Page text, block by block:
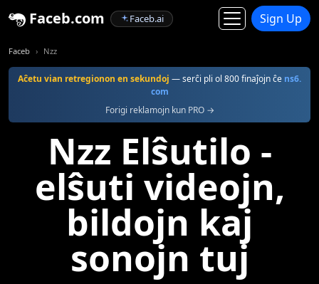
Faceb.com Faceb.ai Sign Up
Faceb Nzz
Aĉetu vian retregionon en sekundoj — serĉi pli ol 800 finaĵojn ĉe ns6.
com
Forigi reklamojn kun PRO →
Nzz Elŝutilo -
elŝuti videojn,
bildojn kaj
sonojn tuj